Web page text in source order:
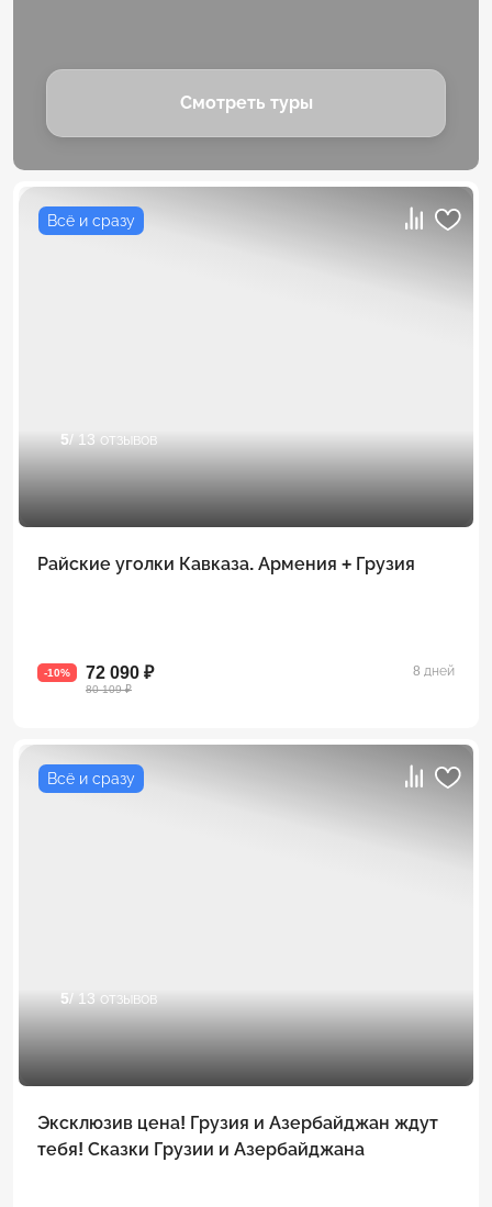
Смотреть туры
Всё и сразу
5/ 13 отзывов
Райские уголки Кавказа. Армения + Грузия
-10% 72 090 ₽
80 109 ₽
8 дней
Всё и сразу
5/ 13 отзывов
Эксклюзив цена! Грузия и Азербайджан ждут
тебя! Сказки Грузии и Азербайджана